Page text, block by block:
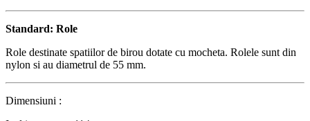
Standard: Role
Role destinate spatiilor de birou dotate cu mocheta. Rolele sunt din
nylon si au diametrul de 55 mm.
Dimensiuni :